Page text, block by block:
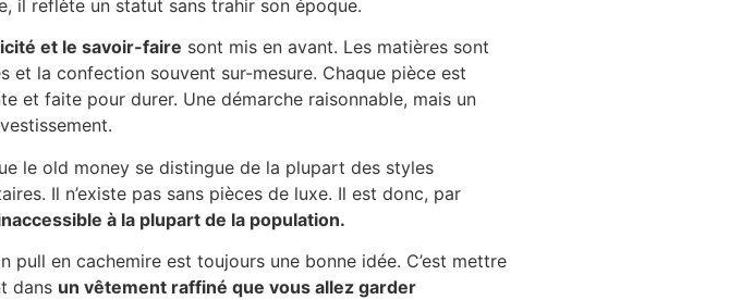
il reflète un statut sans trahir son époque.
et le savoir-faire sont mis en avant. Les matières sont
et la confection souvent sur-mesure. Chaque pièce est
et faite pour durer. Une démarche raisonnable, mais un
le old money se distingue de la plupart des styles
Il n’existe pas sans pièces de luxe. Il est donc, par
à la plupart de la population.
pull en cachemire est toujours une bonne idée. C’est mettre
dans un vêtement raffiné que vous allez garder